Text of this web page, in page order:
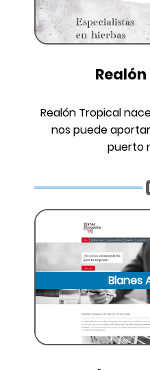
Realón Tropical
nos puede
puerto
Blanes